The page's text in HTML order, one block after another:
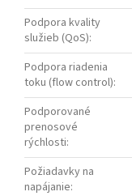
Podpora kvality
služieb (QoS):
Podpora riadenia
toku (flow control):
Podporované
prenosové
rýchlosti:
Požiadavky na
napájanie: